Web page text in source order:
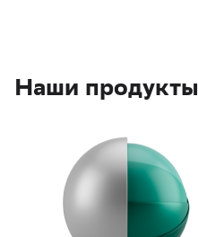
Наши продукты